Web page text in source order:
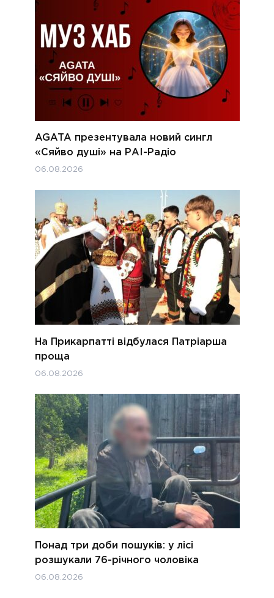
AGATA презентувала новий сингл
«Сяйво душі» на РАІ-Радіо
06.08.2026
На Прикарпатті відбулася Патріарша
проща
06.08.2026
Понад три доби пошуків: у лісі
розшукали 76-річного чоловіка
06.08.2026